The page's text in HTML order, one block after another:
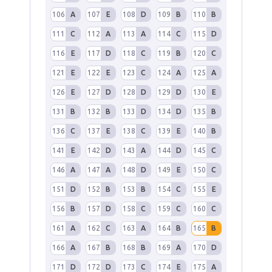
106 A 107 E 108 D 109 B 110 B
111 C 112 A 113 A 114 C 115 D
116 E 117 D 118 C 119 B 120 C
121 E 122 E 123 C 124 A 125 A
126 E 127 D 128 D 129 D 130 E
131 B 132 B 133 D 134 D 135 B
136 C 137 E 138 C 139 E 140 B
141 E 142 D 143 A 144 D 145 C
146 A 147 A 148 D 149 E 150 C
151 D 152 B 153 B 154 C 155 E
156 B 157 D 158 C 159 C 160 C
161 A 162 C 163 A 164 B 165 B
166 A 167 B 168 B 169 A 170 D
171 D 172 D 173 C 174 E 175 A